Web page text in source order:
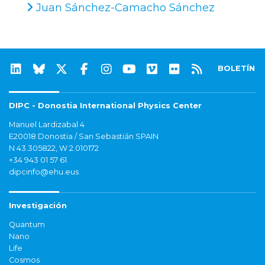
Juan Sánchez-Camacho Sánchez
BOLETÍN
DIPC - Donostia International Physics Center
Manuel Lardizabal 4
E20018 Donostia / San Sebastián SPAIN
N 43.305822, W 2.010172
+34 943 01 57 61
dipcinfo@ehu.eus
Investigación
Quantum
Nano
Life
Cosmos